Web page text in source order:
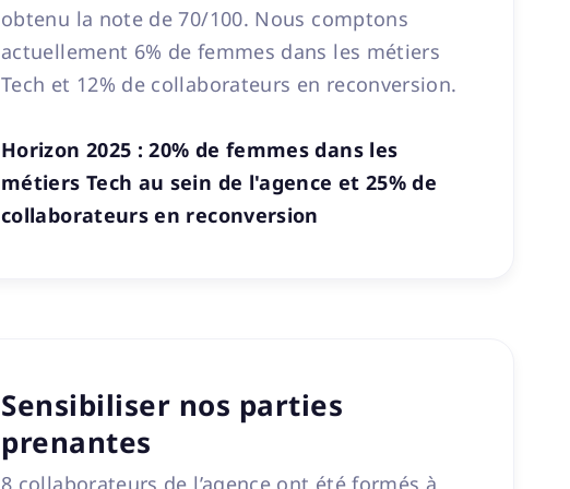
obtenu la note de 70/100. Nous comptons
actuellement 6% de femmes dans les métiers
Tech et 12% de collaborateurs en reconversion.
Horizon 2025 : 20% de femmes dans les
métiers Tech au sein de l'agence et 25% de
collaborateurs en reconversion
Sensibiliser nos parties
prenantes
8 collaborateurs de l’agence ont été formés à